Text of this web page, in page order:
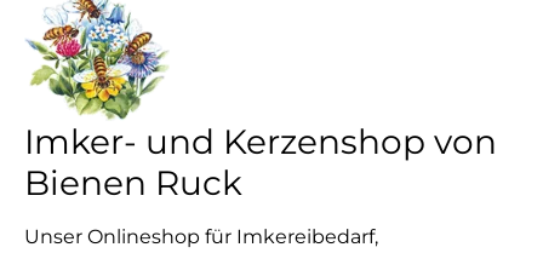
Imker- und Kerzenshop von
Bienen Ruck
Unser Onlineshop für Imkereibedarf,